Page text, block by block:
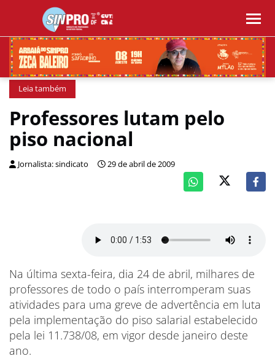
Leia também
Professores lutam pelo
piso nacional
Jornalista: sindicato 29 de abril de 2009
Na última sexta-feira, dia 24 de abril, milhares de
professores de todo o país interromperam suas
atividades para uma greve de advertência em luta
pela implementação do piso salarial estabelecido
pela lei 11.738/08, em vigor desde janeiro deste
ano.